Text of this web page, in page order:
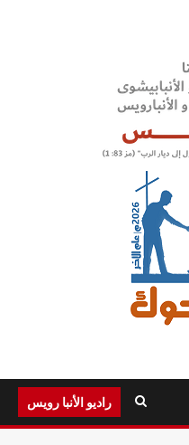
راديو الأنبا رويس